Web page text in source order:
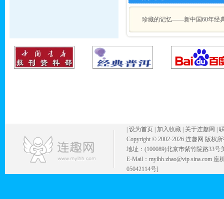
珍藏的记忆——新中国60年经
设为首页 加入收藏 关于连趣网
Copyright © 2002-2026 连趣网 版权
地址：(100089)北京市紫竹院路33号
E-Mail：mylhh.zhao@vip.sina.com
05042114号]